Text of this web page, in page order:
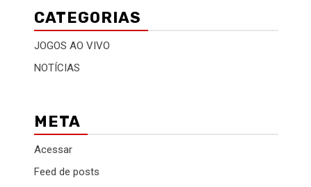
CATEGORIAS
JOGOS AO VIVO
NOTÍCIAS
META
Acessar
Feed de posts